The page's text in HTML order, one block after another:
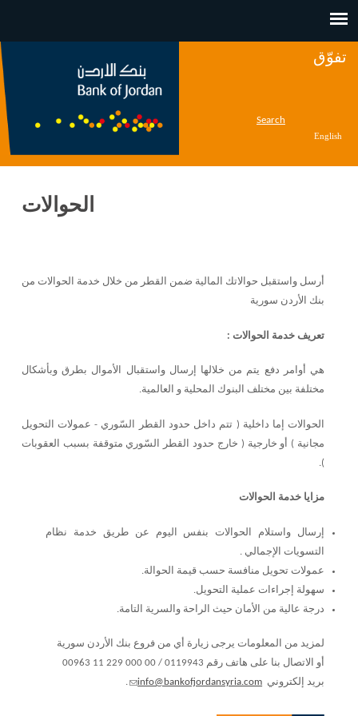
تفوّق
Search
English
الحوالات
أرسل واستقبل حوالاتك المالية ضمن القطر من خلال خدمة الحوالات من
بنك الأردن سورية
تعريف خدمة الحوالات :
هي أوامر دفع يتم من خلالها إرسال واستقبال الأموال بطرق وبأشكال
مختلفة بين مختلف البنوك المحلية و العالمية.
الحوالات إما داخلية ( تتم داخل حدود القطر السّوري - عمولات التحويل
مجانية ) أو خارجية ( خارج حدود القطر السّوري متوقفة بسبب العقوبات
).
مزايا خدمة الحوالات
إرسال واستلام الحوالات بنفس اليوم عن طريق خدمة نظام
التسويات الإجمالي .
عمولات تحويل منافسة حسب قيمة الحوالة.
سهولة إجراءات عملية التحويل.
درجة عالية من الأمان حيث الراحة والسرية التامة.
لمزيد من المعلومات يرجى زيارة أي من فروع بنك الأردن سورية
أو الاتصال بنا على هاتف رقم 00963 11 229 000 00 / 0119943
بريد إلكتروني info@bankofjordansyria.com
(link sends e-mail).